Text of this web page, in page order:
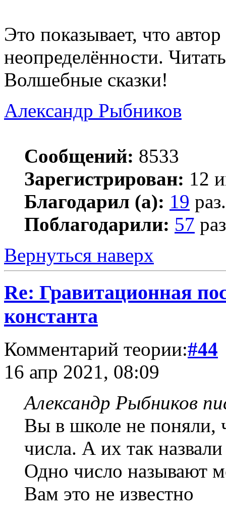
Это показывает, что
неопределённости.
Волшебные сказки!
Александр Рыбников
Сообщений: 8533
Зарегистрирован: 12
Благодарил (а): 19 раз.
Поблагодарили: 57
Вернуться наверх
Re: Гравитационная
константа
Комментарий теории:#44
16 апр 2021, 08:09
Александр Рыбников
Вы в школе не поняли,
числа. А их так
Одно число называют
Вам это не известно